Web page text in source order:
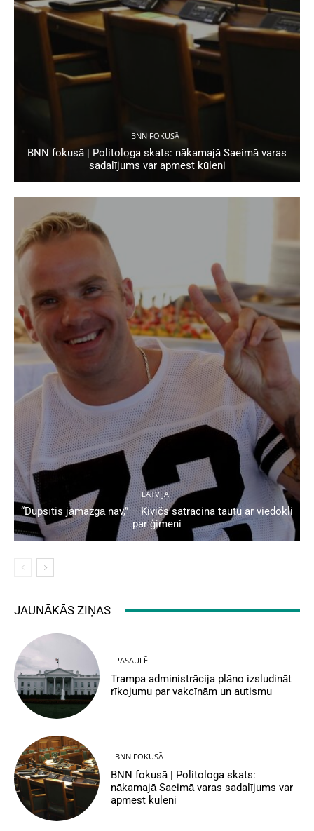
BNN FOKUSĀ
BNN fokusā | Politologa skats: nākamajā Saeimā varas
sadalījums var apmest kūleni
LATVIJA
“Dupsītis jāmazgā nav,” – Kivičs satracina tautu ar viedokli
par ģimeni
JAUNĀKĀS ZIŅAS
PASAULĒ
Trampa administrācija plāno izsludināt
rīkojumu par vakcīnām un autismu
BNN FOKUSĀ
BNN fokusā | Politologa skats:
nākamajā Saeimā varas sadalījums var
apmest kūleni